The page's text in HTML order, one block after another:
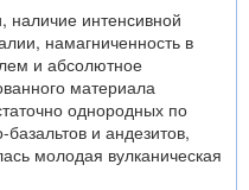
наличие интенсивной
намагниченность в
и абсолютное
материала
однородных по
и андезитов,
молодая вулканическая